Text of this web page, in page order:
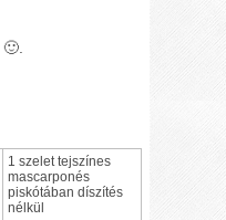
🙂.
1 szelet tejszínes
mascarponés
piskótában díszítés
nélkül